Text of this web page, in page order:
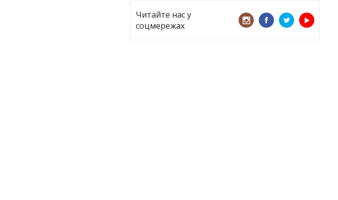
Читайте нас у
соцмережах